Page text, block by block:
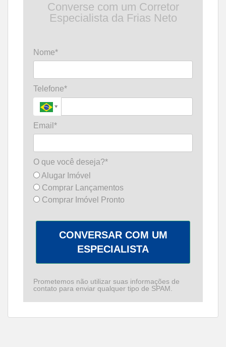
Converse com um Corretor
Especialista da Frias Neto
Nome*
Telefone*
Email*
O que você deseja?*
Alugar Imóvel
Comprar Lançamentos
Comprar Imóvel Pronto
CONVERSAR COM UM
ESPECIALISTA
Prometemos não utilizar suas informações de
contato para enviar qualquer tipo de SPAM.